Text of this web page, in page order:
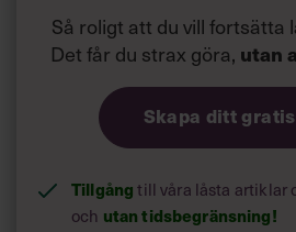
Så roligt att du vill fortsätta
Det får du strax göra, utan
Skapa ditt
Tillgångtill våra låsta artiklar
och utan tidsbegränsning!